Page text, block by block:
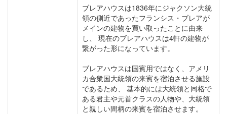
ブレアハウスは1836年にジャクソン大統
領の側近であったフランシス・ブレアが
メインの建物を買い取ったことに由来
し、 現在のブレアハウスは4軒の建物が
繋がった形になっています。
ブレアハウスは国賓用ではなく、アメリ
カ合衆国大統領の来賓を宿泊させる施設
であるため、 基本的には大統領と同格で
ある君主や元首クラスの人物や、大統領
と親しい間柄の来賓を宿泊させます。